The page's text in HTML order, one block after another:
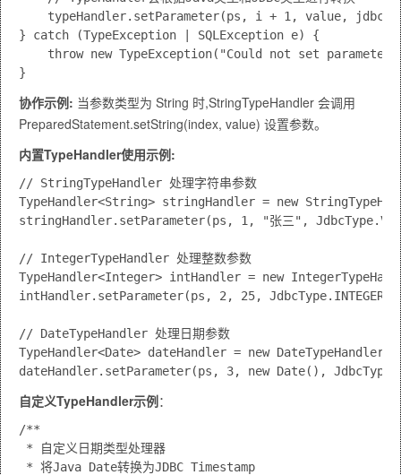
typeHandler.setParameter(ps, i + 1, value,
} catch (TypeException | SQLException e) {
throw new TypeException("Could not set
协作示例: 当参数类型为 String 时,StringTypeHandler 会调用
PreparedStatement.setString(index, value) 设置参数。
内置TypeHandler使用示例:
// StringTypeHandler 处理字符串参数
TypeHandler<String> stringHandler = new
stringHandler.setParameter(ps, 1, "张三",
// IntegerTypeHandler 处理整数参数
TypeHandler<Integer> intHandler = new
intHandler.setParameter(ps, 2, 25, JdbcType.INTEGER);
// DateTypeHandler 处理日期参数
TypeHandler<Date> dateHandler = new
自定义TypeHandler示例：
/**
* 自定义日期类型处理器
* 将Java Date转换为JDBC Timestamp